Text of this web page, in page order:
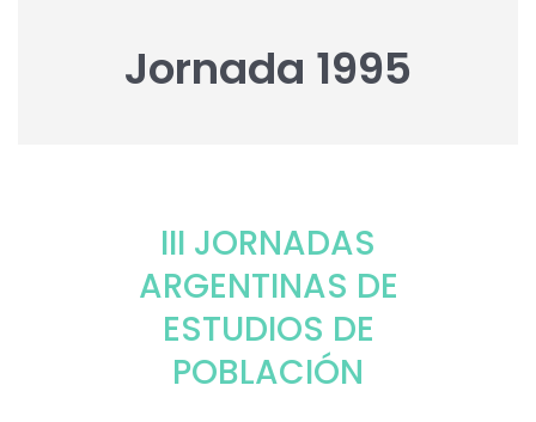
Jornada 1995
III JORNADAS
ARGENTINAS DE
ESTUDIOS DE
POBLACIÓN